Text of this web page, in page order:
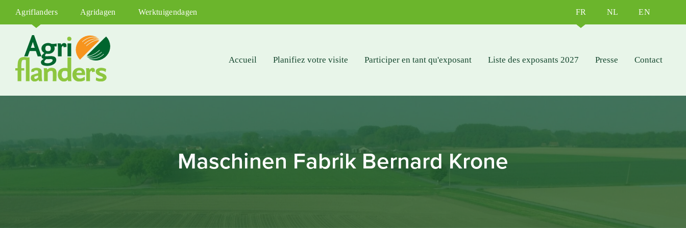
Agriflanders Agridagen Werktuigendagen FR NL EN
Accueil Planifiez votre visite Participer en tant qu'exposant Liste des exposants 2027 Presse Contact
Maschinen Fabrik Bernard Krone